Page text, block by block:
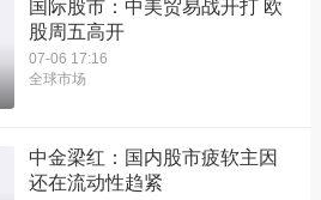
国际股市：中美贸易战开打 欧
股周五高开
07-06 17:16
全球市场
中金梁红：国内股市疲软主因
还在流动性趋紧